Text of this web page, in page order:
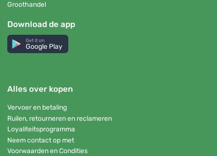
Groothandel
Download de app
Get it on
Google Play
Alles over kopen
Vervoer en betaling
Ruilen, retourneren en reclameren
Loyaliteitsprogramma
Neem contact op met
Voorwaarden en Condities